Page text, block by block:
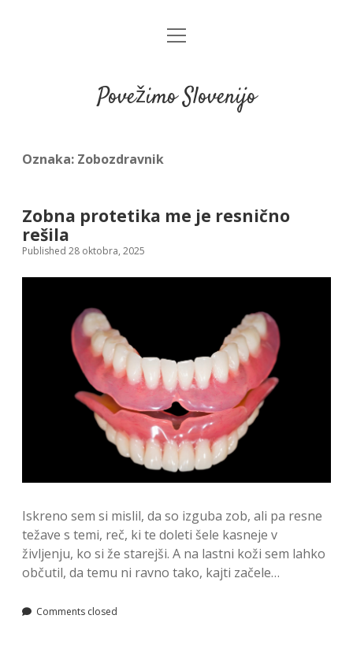
open
Povežimo Slovenijo
Oznaka: Zobozdravnik
Zobna protetika me je resnično
rešila
Published 28 oktobra, 2025
Iskreno sem si mislil, da so izguba zob, ali pa resne
težave s temi, reč, ki te doleti šele kasneje v
življenju, ko si že starejši. A na lastni koži sem lahko
občutil, da temu ni ravno tako, kajti začele…
Comments closed